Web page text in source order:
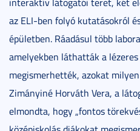
az ELI-ben folyó kutatásokról
épületben. Ráadásul több
amelyekben láthatták a
megismerhették, azokat
Zimányiné Horváth Vera, a
elmondta, hogy „fontos